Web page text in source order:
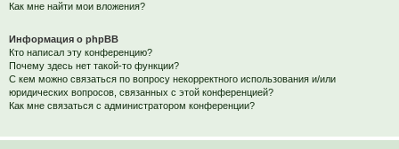
Как мне найти мои вложения?
Информация о phpBB
Кто написал эту конференцию?
Почему здесь нет такой-то функции?
С кем можно связаться по вопросу некорректного использования и/или
юридических вопросов, связанных с этой конференцией?
Как мне связаться с администратором конференции?